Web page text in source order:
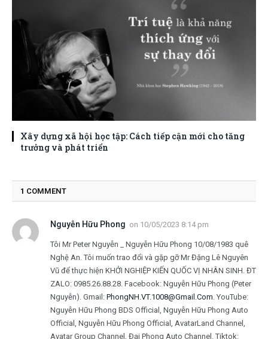
Xây dựng xã hội học tập: Cách tiếp cận mới cho tăng
trưởng và phát triển
1 COMMENT
Nguyễn Hữu Phong on 10/05/2023 8:14 pm
Tôi Mr Peter Nguyễn _ Nguyễn Hữu Phong 10/08/1983 quê
Nghệ An. Tôi muốn trao đổi và gặp gỡ Mr Đặng Lê Nguyên
Vũ để thực hiện KHỞI NGHIỆP KIẾN QUỐC VỊ NHÂN SINH. ĐT
ZALO: 0985.26.88.28. Facebook: Nguyễn Hữu Phong (Peter
Nguyễn). Gmail: PhongNH.VT.1008@Gmail.Com . YouTube:
Nguyễn Hữu Phong BDS Official, Nguyễn Hữu Phong Auto
Official, Nguyễn Hữu Phong Official, AvatarLand Channel,
Avatar Group Channel, Đại Phong Auto Channel. Tiktok: